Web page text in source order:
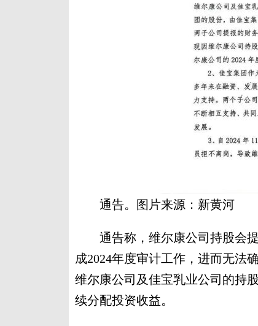
通告。图片来源：新黄河
通告称，维尔康公司持股会提
成2024年度审计工作，进而无法
维尔康公司及佳宝乳业公司的持
续分配投资收益。